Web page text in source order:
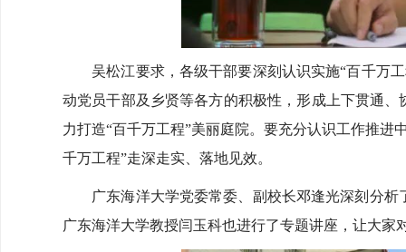
吴松江要求，各级干部要深刻认识实施“百千万工
动党员干部及乡贤等各方的积极性，形成上下贯通
力打造“百千万工程”美丽庭院。要充分认识工作推
千万工程”走深走实、落地见效。
广东海洋大学党委常委、副校长邓逢光深刻分析
广东海洋大学教授闫玉科也进行了专题讲座，让大家